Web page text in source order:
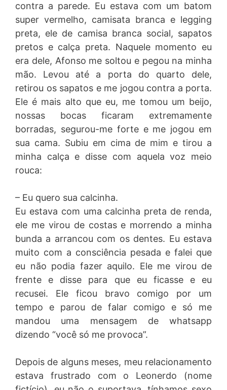
contra a parede. Eu estava com um batom
super vermelho, camisata branca e legging
preta, ele de camisa branca social, sapatos
pretos e calça preta. Naquele momento eu
era dele, Afonso me soltou e pegou na minha
mão. Levou até a porta do quarto dele,
retirou os sapatos e me jogou contra a porta.
Ele é mais alto que eu, me tomou um beijo,
nossas bocas ficaram extremamente
borradas, segurou-me forte e me jogou em
sua cama. Subiu em cima de mim e tirou a
minha calça e disse com aquela voz meio
rouca:
– Eu quero sua calcinha.
Eu estava com uma calcinha preta de renda,
ele me virou de costas e morrendo a minha
bunda a arrancou com os dentes. Eu estava
muito com a consciência pesada e falei que
eu não podia fazer aquilo. Ele me virou de
frente e disse para que eu ficasse e eu
recusei. Ele ficou bravo comigo por um
tempo e parou de falar comigo e só me
mandou uma mensagem de whatsapp
dizendo “você só me provoca”.
Depois de alguns meses, meu relacionamento
estava frustrado com o Leonerdo (nome